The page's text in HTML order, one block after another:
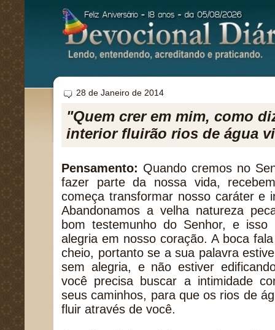
28 de Janeiro de 2014
"Quem crer em mim, como
interior fluirão rios de água
Pensamento: Quando cremos no
fazer parte da nossa vida,
começa transformar nosso caráter e
Abandonamos a velha natureza
bom testemunho do Senhor, e
alegria em nosso coração. A boca
cheio, portanto se a sua palavra
sem alegria, e não estiver
você precisa buscar a intimidade
seus caminhos, para que os rios de
fluir através de você.